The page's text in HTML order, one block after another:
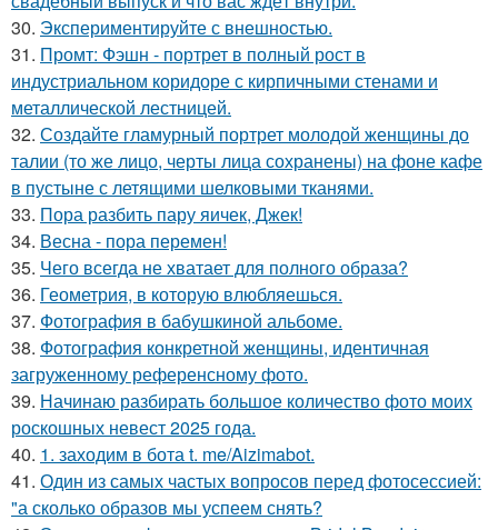
30. Экспериментируйте с внешностью.
31. Промт: Фэшн - портрет в полный рост в
индустриальном коридоре с кирпичными стенами и
металлической лестницей.
32. Создайте гламурный портрет молодой женщины до
талии (то же лицо, черты лица сохранены) на фоне кафе
в пустыне с летящими шелковыми тканями.
33. Пора разбить пару яичек, Джек!
34. Весна - пора перемен!
35. Чего всегда не хватает для полного образа?
36. Геометрия, в которую влюбляешься.
37. Фотография в бабушкиной альбоме.
38. Фотография конкретной женщины, идентичная
загруженному референсному фото.
39. Начинаю разбирать большое количество фото моих
роскошных невест 2025 года.
40. 1. заходим в бота t. me/Aizimabot.
41. Один из самых частых вопросов перед фотосессией:
"а сколько образов мы успеем снять?